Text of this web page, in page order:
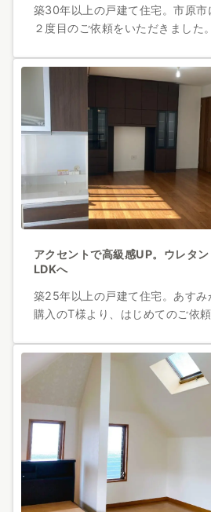
築30年以上の戸建て住宅。市原市
２度目のご依頼をいただきました。
アクセントで高級感UP。ウレタ
LDKへ
築25年以上の戸建て住宅。あす
購入のT様より、はじめてのご依